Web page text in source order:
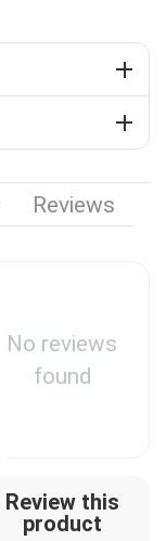
Reviews
No reviews
found
Review this
product